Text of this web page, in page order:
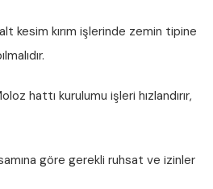
kesim kırım işlerinde zemin tipine
hattı kurulumu işleri hızlandırır,
göre gerekli ruhsat ve izinler